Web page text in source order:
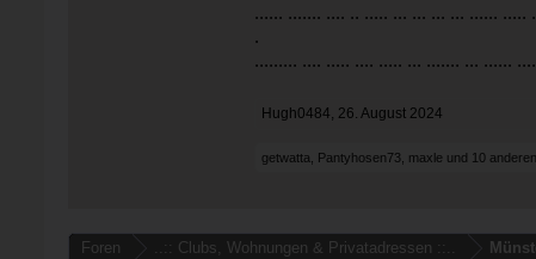
...... ....... .... .. ..... ... ... ... ... ...... .....
.
......... .... ..... .... ..... ... ....... ... ......
Hugh0484, 26. August 2024
getwatta Pantyhosen73 maxle und 10 anderen
Foren ..:: Clubs, Wohnungen & Privatadressen ::..